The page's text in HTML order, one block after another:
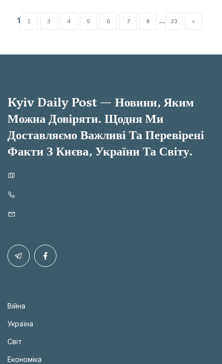
1 2 3 4 5 6 7 8 ... 33 >
Kyiv Daily Post — Новини, Яким
Можна Довіряти. Щодня Ми
Доставляємо Важливі Та Перевірені
Факти З Києва, України Та Світу.
Війна
Україна
Світ
Економіка